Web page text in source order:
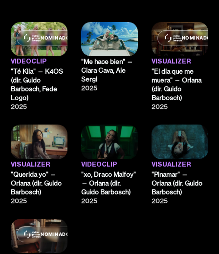
NOMINADO
VIDEOCLIP
"Té Kila" — K4OS
(dir. Guido
Barbosch, Fede
Logo)
2025
"Me hace bien" —
Clara Cava, Ale
Sergi
2025
NOMINADO
VISUALIZER
"El dia que me
muera" — Oriana
(dir. Guido
Barbosch)
2025
VISUALIZER
"Querida yo" —
Oriana (dir. Guido
Barbosch)
2025
VIDEOCLIP
"xo, Draco Malfoy"
— Oriana (dir.
Guido Barbosch)
2025
VISUALIZER
"Pinamar" —
Oriana (dir. Guido
Barbosch)
2025
NOMINADO